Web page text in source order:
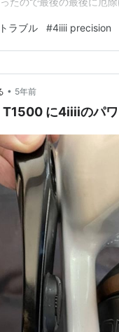
それにしても、ゆるポ
！ 那珂川に…
ラブル #4iiii precision
• 5年前
に4iiiiのパ